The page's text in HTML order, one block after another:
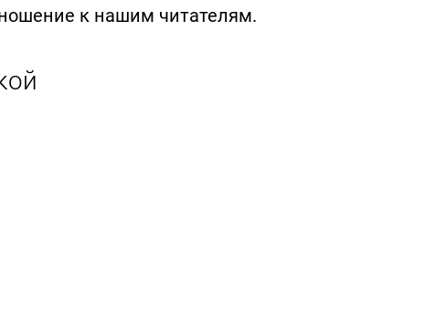
к нашим читателям.